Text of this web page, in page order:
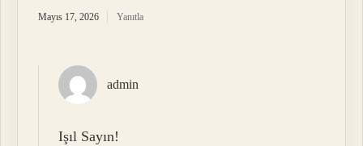
Mayıs 17, 2026 Yanıtla
admin
Işıl Sayın!